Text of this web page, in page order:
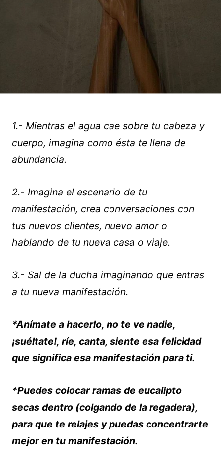
1.- Mientras el agua cae sobre tu cabeza y
cuerpo, imagina como ésta te llena de
abundancia.
2.- Imagina el escenario de tu
manifestación, crea conversaciones con
tus nuevos clientes, nuevo amor o
hablando de tu nueva casa o viaje.
3.- Sal de la ducha imaginando que entras
a tu nueva manifestación.
*Anímate a hacerlo, no te ve nadie,
¡suéltate!, ríe, canta, siente esa felicidad
que significa esa manifestación para ti.
*Puedes colocar ramas de eucalipto
secas dentro (colgando de la regadera),
para que te relajes y puedas concentrarte
mejor en tu manifestación.